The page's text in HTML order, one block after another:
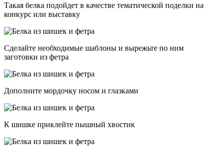
Такая белка подойдет в качестве тематической поделки на
конкурс или выставку
Сделайте необходимые шаблоны и вырежьте по ним
заготовки из фетра
Дополните мордочку носом и глазками
К шишке приклейте пышный хвостик